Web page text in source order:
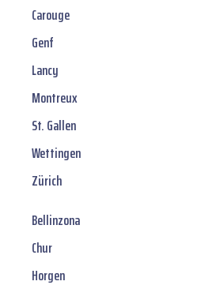
Carouge
Genf
Lancy
Montreux
St. Gallen
Wettingen
Zürich
Bellinzona
Chur
Horgen